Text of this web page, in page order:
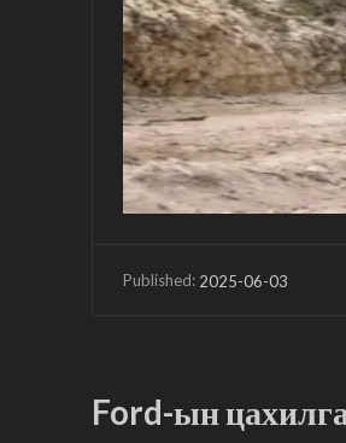
Published: 2025-06-03
Ford-ын